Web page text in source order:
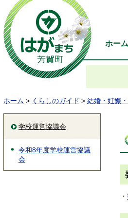
ホーム
ホーム > くらしのガイド > 結婚・妊娠
学校運営協議会
令和8年度学校運営協議
会
・